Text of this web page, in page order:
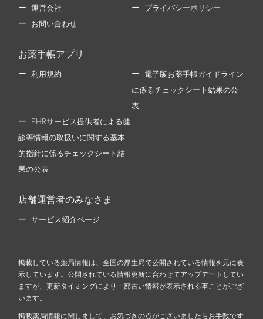
運営会社 プライバシーポリシー
お問い合わせ
お薬手帳アプリ
利用規約 電子版お薬手帳ガイドライン
に係るチェックシート結果の公
表
PHRサービス提供者による健
診等情報の取扱いに関する基本
的指針に係るチェックシート結
果の公表
店舗運営者のみなさま
サービス紹介ページ
掲載している薬局情報は、全国の厚生局で公開されている情報を元に表
示しています。公開されている情報更新に合わせてアップデートしてい
ますが、更新タイミングにより一部古い情報が表示される事ことがござ
います。
掲載薬局情報に関しまして、お気づきの点がございましたらお手数です